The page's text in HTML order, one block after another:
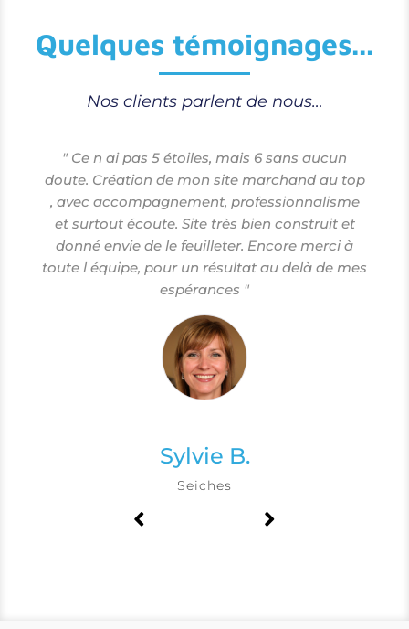
Quelques témoignages...
Nos clients parlent de nous…
" Ce n ai pas 5 étoiles, mais 6 sans aucun
doute. Création de mon site marchand au top
, avec accompagnement, professionnalisme
et surtout écoute. Site très bien construit et
donné envie de le feuilleter. Encore merci à
toute l équipe, pour un résultat au delà de mes
espérances "
Sylvie B.
Seiches